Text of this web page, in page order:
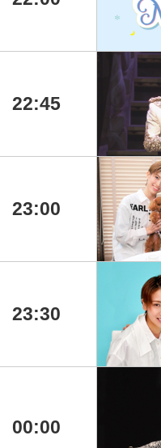
22:45
23:00
23:30
00:00